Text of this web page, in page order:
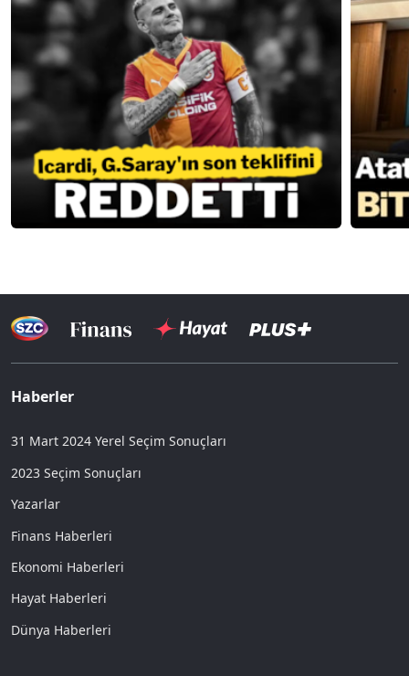
Haberler
31 Mart 2024 Yerel Seçim Sonuçları
2023 Seçim Sonuçları
Yazarlar
Finans Haberleri
Ekonomi Haberleri
Hayat Haberleri
Dünya Haberleri